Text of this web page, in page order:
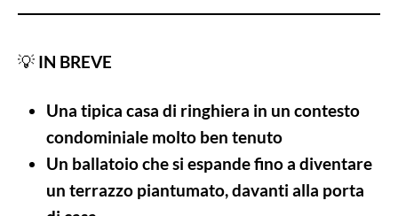
💡 IN BREVE
Una tipica casa di ringhiera in un contesto
condominiale molto ben tenuto
Un ballatoio che si espande fino a diventare
un terrazzo piantumato, davanti alla porta